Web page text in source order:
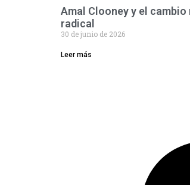
Amal Clooney y el cambio
radical
30 de junio de 2026
Leer más